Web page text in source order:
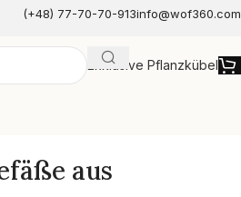
(+48) 77-70-70-913info@wof360.com
Exklusive Pflanzkübel
aus